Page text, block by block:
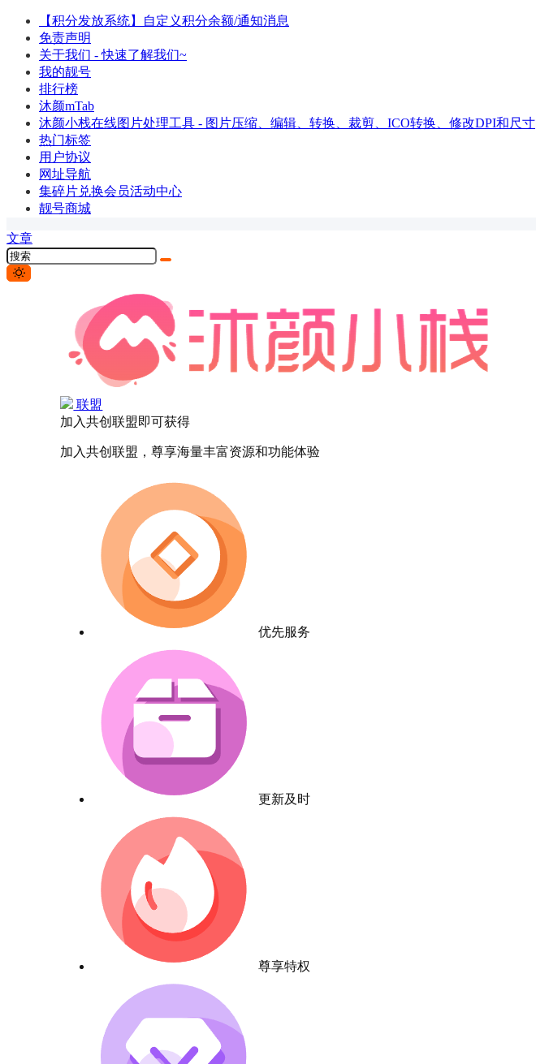
【积分发放系统】自定义积分余额/通知消息
免责声明
关于我们 - 快速了解我们~
我的靓号
排行榜
沐颜mTab
沐颜小栈在线图片处理工具 - 图片压缩、编辑、转换、裁剪、ICO转换、修改DPI和尺寸
热门标签
用户协议
网址导航
集碎片兑换会员活动中心
靓号商城
文章
联盟
加入共创联盟即可获得
加入共创联盟，尊享海量丰富资源和功能体验
优先服务
更新及时
尊享特权